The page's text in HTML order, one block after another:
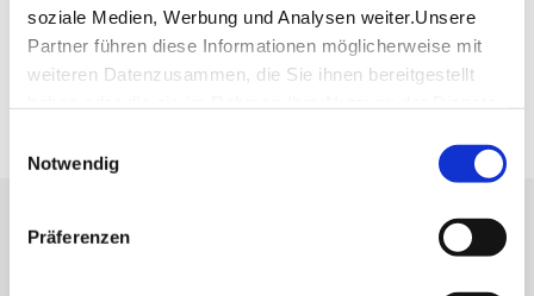
soziale Medien, Werbung und Analysen weiter.Unsere
Partner führen diese Informationen möglicherweise mit
weiteren Datenzusammen, die Sie ihnen bereitgestellt
Impressum
Notwendig
Präferenzen
Deutsche Bahn AG
Fahrplanauskunft der DB
Google Maps
Google Maps Route
Lassen Sie sich inspirieren!